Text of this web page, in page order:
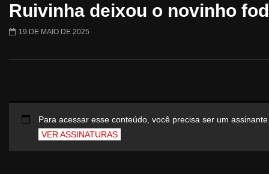
Ruivinha deixou o novinho
19 DE MAIO DE 2025
Para acessar esse conteúdo, você precisa ser um
VER ASSINATURAS